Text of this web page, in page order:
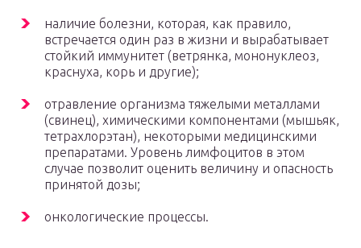
наличие болезни, которая, как правило,
встречается один раз в жизни и вырабатывает
стойкий иммунитет (ветрянка, мононуклеоз,
краснуха, корь и другие);
отравление организма тяжелыми металлами
(свинец), химическими компонентами (мышьяк,
тетрахлорэтан), некоторыми медицинскими
препаратами. Уровень лимфоцитов в этом
случае позволит оценить величину и опасность
принятой дозы;
онкологические процессы.